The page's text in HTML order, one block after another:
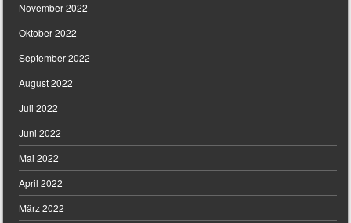
November 2022
Oktober 2022
September 2022
August 2022
Juli 2022
Juni 2022
Mai 2022
April 2022
März 2022